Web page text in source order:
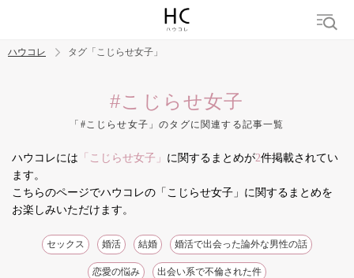
結婚 セックス カップル 男の本音 モテテク 婚活
ハウコレ タグ「こじらせ女子」
#こじらせ女子
「#こじらせ女子」のタグに関連する記事一覧
ハウコレには 「こじらせ女子」 に関するまとめが2件掲載されてい
ます。
こちらのページでハウコレの「こじらせ女子」に関するまとめを
お楽しみいただけます。
セックス 婚活 結婚 婚活で出会った論外な男性の話
恋愛の悩み 出会い系で不倫された件